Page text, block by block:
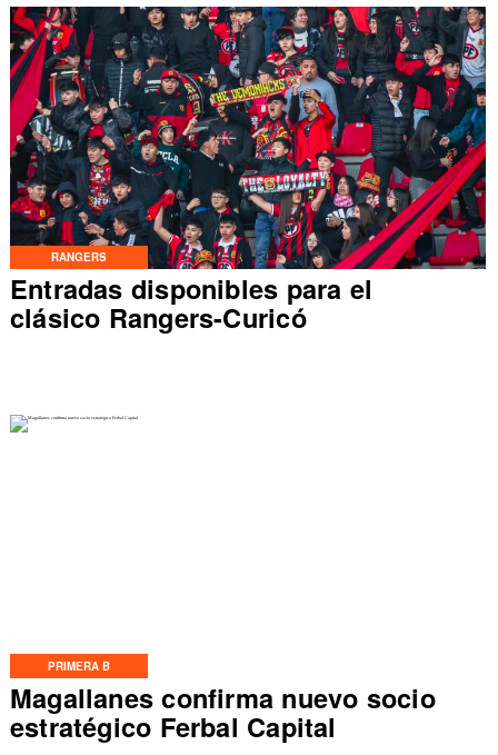
RANGERS
Entradas disponibles para el
clásico Rangers-Curicó
PRIMERA B
Magallanes confirma nuevo socio
estratégico Ferbal Capital